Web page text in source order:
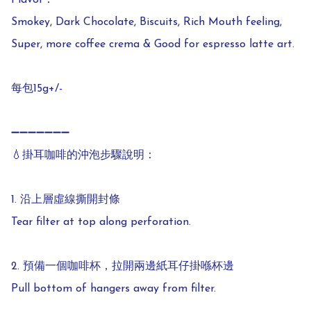
Smokey, Dark Chocolate, Biscuits, Rich Mouth feeling,
Super, more coffee crema & Good for espresso latte art.
每包15g+/-
➖➖➖➖➖➖➖
💧掛耳咖啡的沖泡步驟說明：
1. 沿上層虛線撕開封條
Tear filter at top along perforation.
2. 預備一個咖啡杯，拉開兩邊紙耳仔掛喺杯邊
Pull bottom of hangers away from filter.